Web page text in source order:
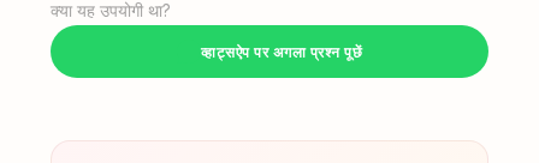
क्या यह उपयोगी था?
व्हाट्सऐप पर अगला प्रश्न पूछें